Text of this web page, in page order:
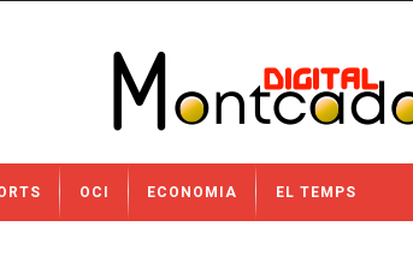
OCI ECONOMIA EL TEMPS